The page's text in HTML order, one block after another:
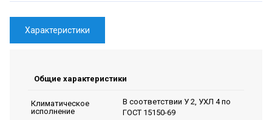
Характеристики
Общие характеристики
Климатическое
исполнение
В соответствии У 2, УХЛ 4 по
ГОСТ 15150-69